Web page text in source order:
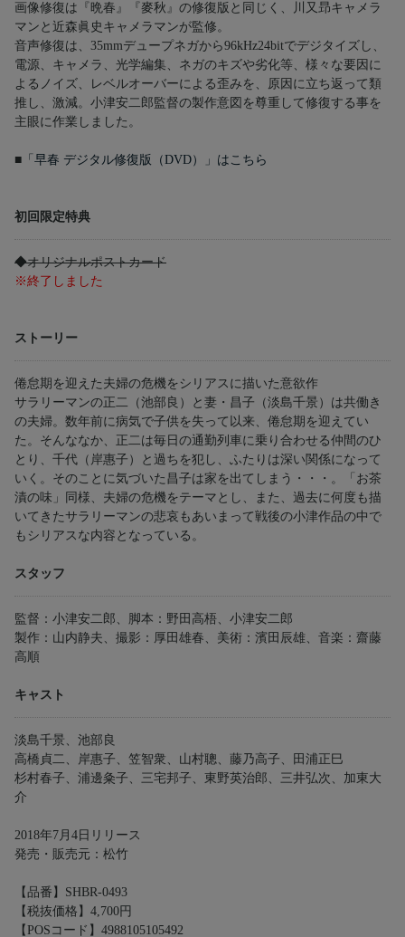
画像修復は『晩春』『麥秋』の修復版と同じく、川又昻キャメラ
マンと近森眞史キャメラマンが監修。
音声修復は、35mmデュープネガから96kHz24bitでデジタイズし、
電源、キャメラ、光学編集、ネガのキズや劣化等、様々な要因に
よるノイズ、レベルオーバーによる歪みを、原因に立ち返って類
推し、激減。小津安二郎監督の製作意図を尊重して修復する事を
主眼に作業しました。
■ 「早春 デジタル修復版（DVD）」はこちら
初回限定特典
◆オリジナルポストカード
※終了しました
ストーリー
倦怠期を迎えた夫婦の危機をシリアスに描いた意欲作
サラリーマンの正二（池部良）と妻・昌子（淡島千景）は共働き
の夫婦。数年前に病気で子供を失って以来、倦怠期を迎えてい
た。そんななか、正二は毎日の通勤列車に乗り合わせる仲間のひ
とり、千代（岸惠子）と過ちを犯し、ふたりは深い関係になって
いく。そのことに気づいた昌子は家を出てしまう・・・。「お茶
漬の味」同様、夫婦の危機をテーマとし、また、過去に何度も描
いてきたサラリーマンの悲哀もあいまって戦後の小津作品の中で
もシリアスな内容となっている。
スタッフ
監督：小津安二郎、脚本：野田高梧、小津安二郎
製作：山内静夫、撮影：厚田雄春、美術：濱田辰雄、音楽：齋藤
高順
キャスト
淡島千景、池部良
高橋貞二、岸惠子、笠智衆、山村聰、藤乃高子、田浦正巳
杉村春子、浦邊粂子、三宅邦子、東野英治郎、三井弘次、加東大
介
2018年7月4日リリース
発売・販売元：松竹
【品番】SHBR-0493
【税抜価格】4,700円
【POSコード】4988105105492